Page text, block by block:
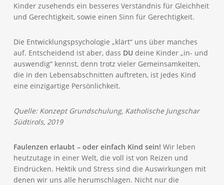
Kinder zusehends ein besseres Verständnis für Gleichheit
und Gerechtigkeit, sowie einen Sinn für Gerechtigkeit.
Die Entwicklungspsychologie „klärt“ uns über manches
auf. Entscheidend ist aber, dass DU deine Kinder „in- und
auswendig“ kennst, denn trotz vieler Gemeinsamkeiten,
die in den Lebensabschnitten auftreten, ist jedes Kind
eine einzigartige Persönlichkeit.
Quelle: Konzept Grundschulung, Katholische Jungschar
Südtirols, 2019
Faulenzen erlaubt – oder einfach Kind sein! Wir leben
heutzutage in einer Welt, die voll ist von Reizen und
Eindrücken. Hektik und Stress sind die Auswirkungen mit
denen wir uns alle herumschlagen. Nicht nur die